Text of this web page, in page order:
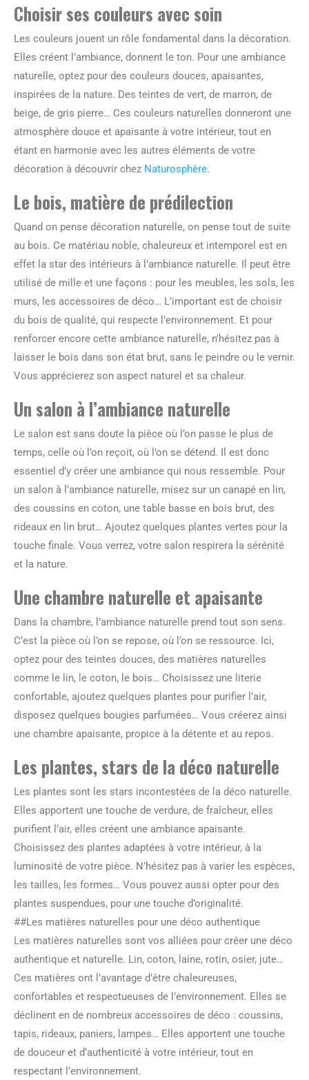
Choisir ses couleurs avec soin
Les couleurs jouent un rôle fondamental dans la décoration.
Elles créent l’ambiance, donnent le ton. Pour une ambiance
naturelle, optez pour des couleurs douces, apaisantes,
inspirées de la nature. Des teintes de vert, de marron, de
beige, de gris pierre… Ces couleurs naturelles donneront une
atmosphère douce et apaisante à votre intérieur, tout en
étant en harmonie avec les autres éléments de votre
décoration à découvrir chez Naturosphère.
Le bois, matière de prédilection
Quand on pense décoration naturelle, on pense tout de suite
au bois. Ce matériau noble, chaleureux et intemporel est en
effet la star des intérieurs à l’ambiance naturelle. Il peut être
utilisé de mille et une façons : pour les meubles, les sols, les
murs, les accessoires de déco… L’important est de choisir
du bois de qualité, qui respecte l’environnement. Et pour
renforcer encore cette ambiance naturelle, n’hésitez pas à
laisser le bois dans son état brut, sans le peindre ou le vernir.
Vous apprécierez son aspect naturel et sa chaleur.
Un salon à l’ambiance naturelle
Le salon est sans doute la pièce où l’on passe le plus de
temps, celle où l’on reçoit, où l’on se détend. Il est donc
essentiel d’y créer une ambiance qui nous ressemble. Pour
un salon à l’ambiance naturelle, misez sur un canapé en lin,
des coussins en coton, une table basse en bois brut, des
rideaux en lin brut… Ajoutez quelques plantes vertes pour la
touche finale. Vous verrez, votre salon respirera la sérénité
et la nature.
Une chambre naturelle et apaisante
Dans la chambre, l’ambiance naturelle prend tout son sens.
C’est la pièce où l’on se repose, où l’on se ressource. Ici,
optez pour des teintes douces, des matières naturelles
comme le lin, le coton, le bois… Choisissez une literie
confortable, ajoutez quelques plantes pour purifier l’air,
disposez quelques bougies parfumées… Vous créerez ainsi
une chambre apaisante, propice à la détente et au repos.
Les plantes, stars de la déco naturelle
Les plantes sont les stars incontestées de la déco naturelle.
Elles apportent une touche de verdure, de fraîcheur, elles
purifient l’air, elles créent une ambiance apaisante.
Choisissez des plantes adaptées à votre intérieur, à la
luminosité de votre pièce. N’hésitez pas à varier les espèces,
les tailles, les formes… Vous pouvez aussi opter pour des
plantes suspendues, pour une touche d’originalité.
##Les matières naturelles pour une déco authentique
Les matières naturelles sont vos alliées pour créer une déco
authentique et naturelle. Lin, coton, laine, rotin, osier, jute…
Ces matières ont l’avantage d’être chaleureuses,
confortables et respectueuses de l’environnement. Elles se
déclinent en de nombreux accessoires de déco : coussins,
tapis, rideaux, paniers, lampes… Elles apportent une touche
de douceur et d’authenticité à votre intérieur, tout en
respectant l’environnement.